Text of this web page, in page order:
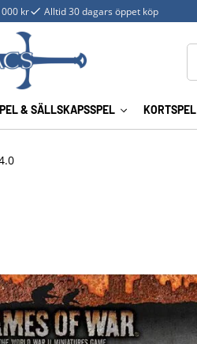
kr Alltid 30 dagars öppet köp
& SÄLLSKAPSSPEL KORTSPEL